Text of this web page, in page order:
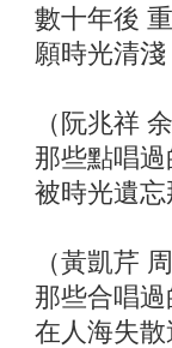
數十年後
願時光清
（阮兆祥
那些點唱
被時光遺
（黃凱芹
那些合唱
在人海失